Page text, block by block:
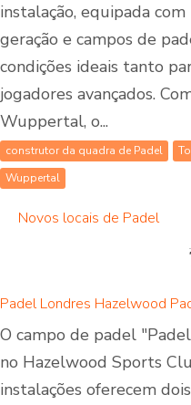
instalação, equipada
geração e campos de
condições ideais tanto
jogadores avançados.
Wuppertal, o...
construtor da quadra de Padel
Wuppertal
Novos locais de Padel
Padel Londres Hazelwood
O campo de padel
no Hazelwood Sports
instalações oferecem